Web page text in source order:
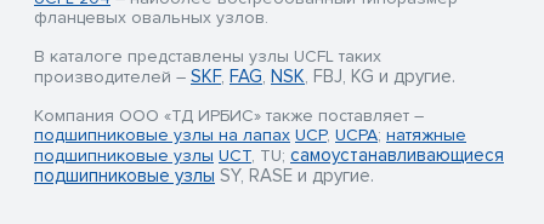
фланцевых овальных узлов.
В каталоге представлены узлы UCFL таких
производителей – SKF, FAG NSK, FBJ, KG и другие.
Компания ООО «ТД ИРБИС» также поставляет –
подшипниковые узлы на лапах UCP, UCPA; натяжные
подшипниковые узлы UCT, TU; самоустанавливающиеся
подшипниковые узлы SY, RASE и другие.